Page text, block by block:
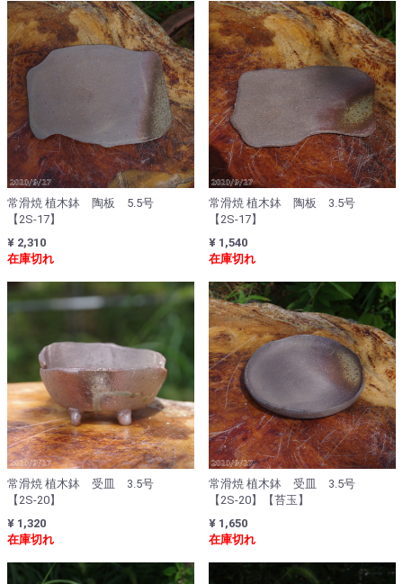
常滑焼 植木鉢 陶板 5.5号
【2S-17】
¥ 2,310
在庫切れ
常滑焼 植木鉢 陶板 3.5号
【2S-17】
¥ 1,540
在庫切れ
常滑焼 植木鉢 受皿 3.5号
【2S-20】
¥ 1,320
在庫切れ
常滑焼 植木鉢 受皿 3.5号
【2S-20】【苔玉】
¥ 1,650
在庫切れ